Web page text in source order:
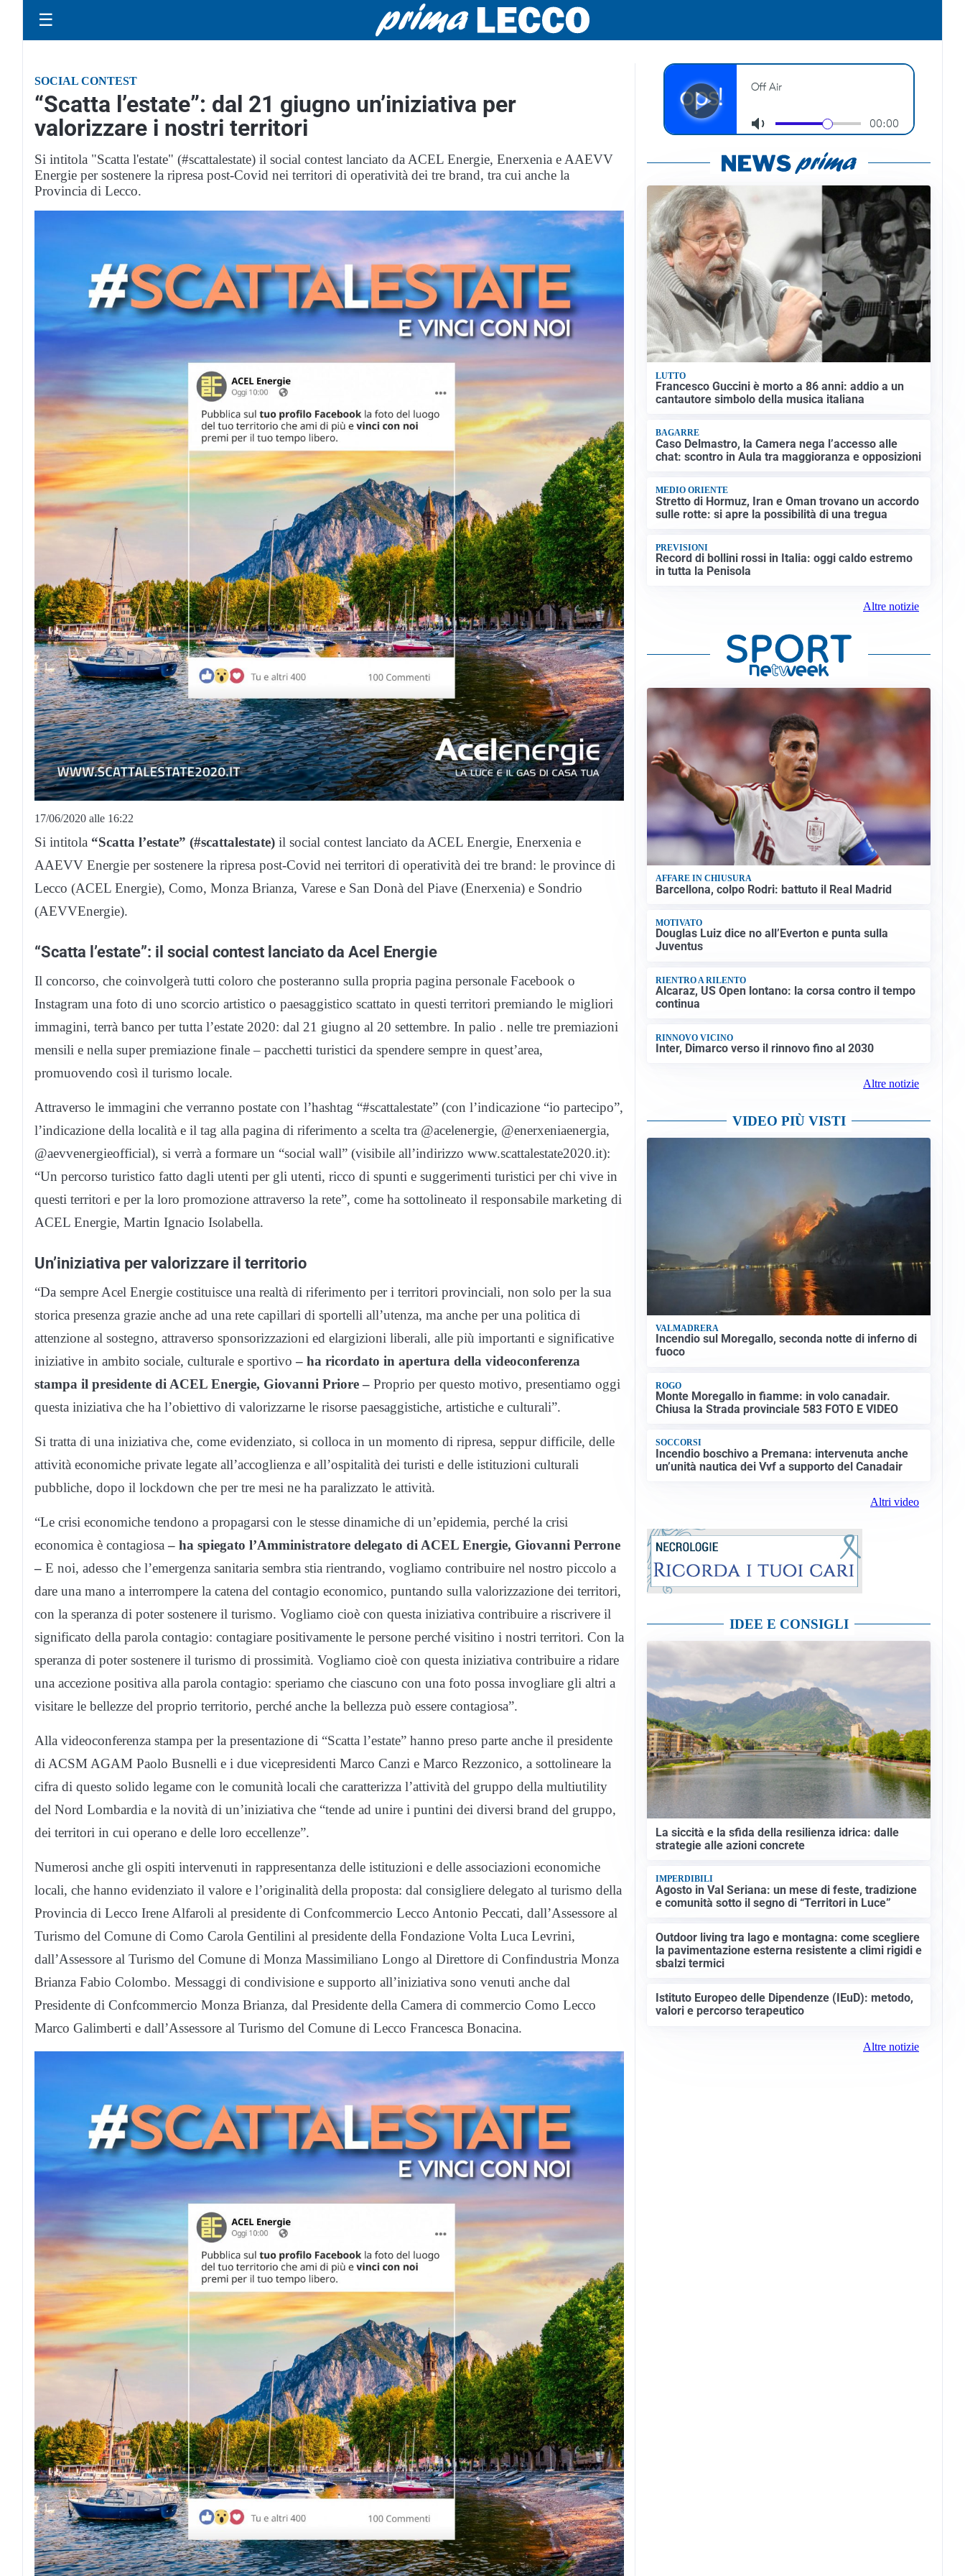
☰
SOCIAL CONTEST
“Scatta l’estate”: dal 21 giugno un’iniziativa per
valorizzare i nostri territori
Si intitola "Scatta l'estate" (#scattalestate) il social contest lanciato da ACEL Energie, Enerxenia e AAEVV
Energie per sostenere la ripresa post-Covid nei territori di operatività dei tre brand, tra cui anche la
Provincia di Lecco.
17/06/2020 alle 16:22
Si intitola “Scatta l’estate” (#scattalestate) il social contest lanciato da ACEL Energie, Enerxenia e
AAEVV Energie per sostenere la ripresa post-Covid nei territori di operatività dei tre brand: le province di
Lecco (ACEL Energie), Como, Monza Brianza, Varese e San Donà del Piave (Enerxenia) e Sondrio
(AEVVEnergie).
“Scatta l’estate”: il social contest lanciato da Acel Energie
Il concorso, che coinvolgerà tutti coloro che posteranno sulla propria pagina personale Facebook o
Instagram una foto di uno scorcio artistico o paesaggistico scattato in questi territori premiando le migliori
immagini, terrà banco per tutta l’estate 2020: dal 21 giugno al 20 settembre. In palio . nelle tre premiazioni
mensili e nella super premiazione finale – pacchetti turistici da spendere sempre in quest’area,
promuovendo così il turismo locale.
Attraverso le immagini che verranno postate con l’hashtag “#scattalestate” (con l’indicazione “io partecipo”,
l’indicazione della località e il tag alla pagina di riferimento a scelta tra @acelenergie, @enerxeniaenergia,
@aevvenergieofficial), si verrà a formare un “social wall” (visibile all’indirizzo www.scattalestate2020.it):
“Un percorso turistico fatto dagli utenti per gli utenti, ricco di spunti e suggerimenti turistici per chi vive in
questi territori e per la loro promozione attraverso la rete”, come ha sottolineato il responsabile marketing di
ACEL Energie, Martin Ignacio Isolabella.
Un’iniziativa per valorizzare il territorio
“Da sempre Acel Energie costituisce una realtà di riferimento per i territori provinciali, non solo per la sua
storica presenza grazie anche ad una rete capillari di sportelli all’utenza, ma anche per una politica di
attenzione al sostegno, attraverso sponsorizzazioni ed elargizioni liberali, alle più importanti e significative
iniziative in ambito sociale, culturale e sportivo– ha ricordato in apertura della videoconferenza
stampa il presidente di ACEL Energie, Giovanni Priore – Proprio per questo motivo, presentiamo oggi
questa iniziativa che ha l’obiettivo di valorizzarne le risorse paesaggistiche, artistiche e culturali”.
Si tratta di una iniziativa che, come evidenziato, si colloca in un momento di ripresa, seppur difficile, delle
attività economiche private legate all’accoglienza e all’ospitalità dei turisti e delle istituzioni culturali
pubbliche, dopo il lockdown che per tre mesi ne ha paralizzato le attività.
“Le crisi economiche tendono a propagarsi con le stesse dinamiche di un’epidemia, perché la crisi
economica è contagiosa– ha spiegato l’Amministratore delegato di ACEL Energie, Giovanni Perrone
– E noi, adesso che l’emergenza sanitaria sembra stia rientrando, vogliamo contribuire nel nostro piccolo a
dare una mano a interrompere la catena del contagio economico, puntando sulla valorizzazione dei territori,
con la speranza di poter sostenere il turismo. Vogliamo cioè con questa iniziativa contribuire a riscrivere il
significato della parola contagio: contagiare positivamente le persone perché visitino i nostri territori. Con la
speranza di poter sostenere il turismo di prossimità. Vogliamo cioè con questa iniziativa contribuire a ridare
una accezione positiva alla parola contagio: speriamo che ciascuno con una foto possa invogliare gli altri a
visitare le bellezze del proprio territorio, perché anche la bellezza può essere contagiosa”.
Alla videoconferenza stampa per la presentazione di “Scatta l’estate” hanno preso parte anche il presidente
di ACSM AGAM Paolo Busnelli e i due vicepresidenti Marco Canzi e Marco Rezzonico, a sottolineare la
cifra di questo solido legame con le comunità locali che caratterizza l’attività del gruppo della multiutility
del Nord Lombardia e la novità di un’iniziativa che “tende ad unire i puntini dei diversi brand del gruppo,
dei territori in cui operano e delle loro eccellenze”.
Numerosi anche gli ospiti intervenuti in rappresentanza delle istituzioni e delle associazioni economiche
locali, che hanno evidenziato il valore e l’originalità della proposta: dal consigliere delegato al turismo della
Provincia di Lecco Irene Alfaroli al presidente di Confcommercio Lecco Antonio Peccati, dall’Assessore al
Turismo del Comune di Como Carola Gentilini al presidente della Fondazione Volta Luca Levrini,
dall’Assessore al Turismo del Comune di Monza Massimiliano Longo al Direttore di Confindustria Monza
Brianza Fabio Colombo. Messaggi di condivisione e supporto all’iniziativa sono venuti anche dal
Presidente di Confcommercio Monza Brianza, dal Presidente della Camera di commercio Como Lecco
Marco Galimberti e dall’Assessore al Turismo del Comune di Lecco Francesca Bonacina.
LUTTO
Francesco Guccini è morto a 86 anni: addio a un
cantautore simbolo della musica italiana
BAGARRE
Caso Delmastro, la Camera nega l’accesso alle
chat: scontro in Aula tra maggioranza e opposizioni
MEDIO ORIENTE
Stretto di Hormuz, Iran e Oman trovano un accordo
sulle rotte: si apre la possibilità di una tregua
PREVISIONI
Record di bollini rossi in Italia: oggi caldo estremo
in tutta la Penisola
Altre notizie
AFFARE IN CHIUSURA
Barcellona, colpo Rodri: battuto il Real Madrid
MOTIVATO
Douglas Luiz dice no all’Everton e punta sulla
Juventus
RIENTRO A RILENTO
Alcaraz, US Open lontano: la corsa contro il tempo
continua
RINNOVO VICINO
Inter, Dimarco verso il rinnovo fino al 2030
Altre notizie
VIDEO PIÙ VISTI
VALMADRERA
Incendio sul Moregallo, seconda notte di inferno di
fuoco
ROGO
Monte Moregallo in fiamme: in volo canadair.
Chiusa la Strada provinciale 583 FOTO E VIDEO
SOCCORSI
Incendio boschivo a Premana: intervenuta anche
un’unità nautica dei Vvf a supporto del Canadair
Altri video
IDEE E CONSIGLI
La siccità e la sfida della resilienza idrica: dalle
strategie alle azioni concrete
IMPERDIBILI
Agosto in Val Seriana: un mese di feste, tradizione
e comunità sotto il segno di “Territori in Luce”
Outdoor living tra lago e montagna: come scegliere
la pavimentazione esterna resistente a climi rigidi e
sbalzi termici
Istituto Europeo delle Dipendenze (IEuD): metodo,
valori e percorso terapeutico
Altre notizie